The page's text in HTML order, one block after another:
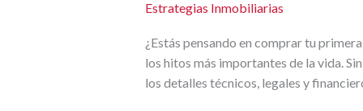
Estrategias Inmobiliarias
¿Estás pensando en comprar tu
los hitos más importantes de la vida.
los detalles técnicos, legales y